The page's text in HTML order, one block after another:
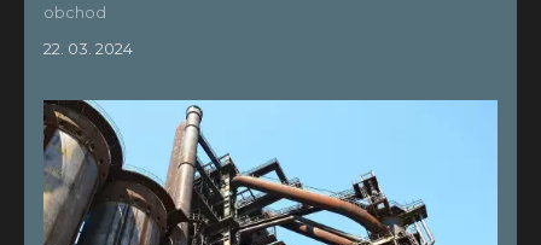
obchod
22. 03. 2024